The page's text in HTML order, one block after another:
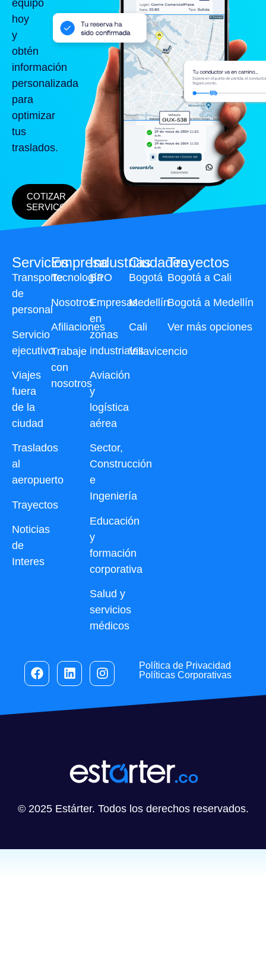
equipo
hoy
y
obtén
información
personalizada
para
optimizar
tus
traslados.
COTIZAR
SERVICO
Servicios
Transporte
de
personal
Servicio
ejecutivo
Viajes
fuera
de la
ciudad
Traslados
al
aeropuerto
Trayectos
Noticias
de
Interes
Industrias
BPO
Empresas
en
zonas
industriales
Aviación
y
logística
aérea
Sector,
Construcción
e
Ingeniería
Educación
y
formación
corporativa
Salud y
servicios
médicos
Ciudades
Bogotá
Medellín
Cali
Villavicencio
Trayectos
Bogotá a Cali
Bogotá a Medellín
Ver más opciones
Empresa
Tecnología
Nosotros
Afiliaciones
Trabaje
con
nosotros
Política de Privacidad
Políticas Corporativas
© 2025 Estárter. Todos los derechos reservados.